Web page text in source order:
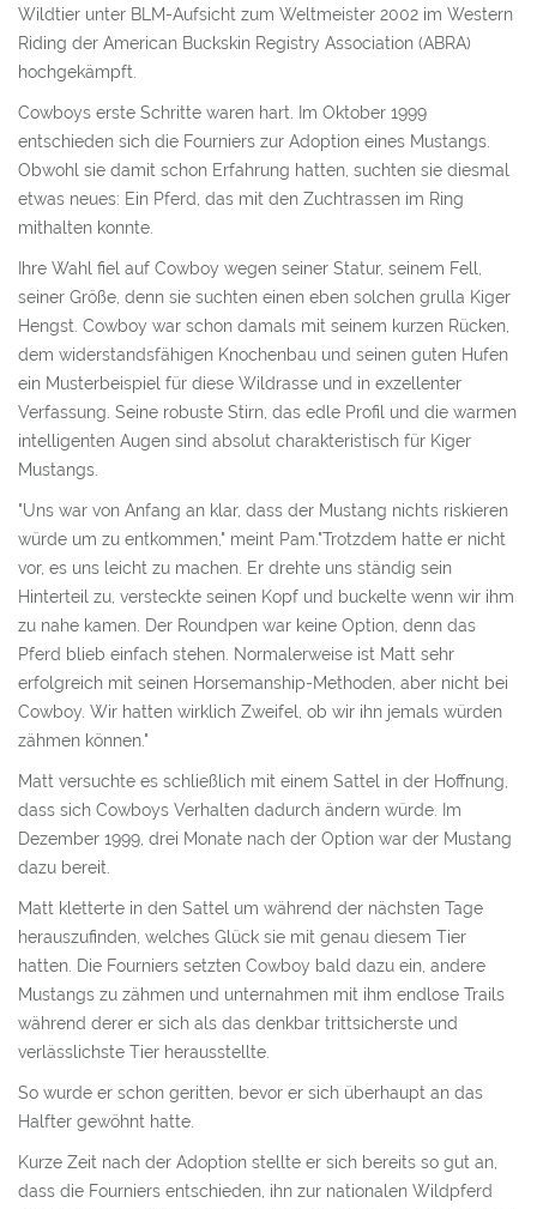
DAS EINFANGEN - GATHER
HALTUNG UND FÜTTERUNG
FREEZEBRAND
KILL PEN
AUKTIONEN
SANCTUARIES
VEREIN IG MUSTANG E.V.
BLACKJACK
SANGRIA
ICE
DESTINY
SALSA JOE
OREO
BELLE
VERMITTLUNG
VON ANFRAGE BIS ANKUNFT
WIR SUCHEN EIN ZUHAUSE
ERFAHRUNGEN MIT MUSTANGS
Wildtier unter BLM-Aufsicht zum Weltmeister 2002 im Western
Riding der American Buckskin Registry Association (ABRA)
hochgekämpft.
Cowboys erste Schritte waren hart. Im Oktober 1999
entschieden sich die Fourniers zur Adoption eines Mustangs.
Obwohl sie damit schon Erfahrung hatten, suchten sie diesmal
etwas neues: Ein Pferd, das mit den Zuchtrassen im Ring
mithalten konnte.
Ihre Wahl fiel auf Cowboy wegen seiner Statur, seinem Fell,
seiner Größe, denn sie suchten einen eben solchen grulla Kiger
Hengst. Cowboy war schon damals mit seinem kurzen Rücken,
dem widerstandsfähigen Knochenbau und seinen guten Hufen
ein Musterbeispiel für diese Wildrasse und in exzellenter
Verfassung. Seine robuste Stirn, das edle Profil und die warmen
intelligenten Augen sind absolut charakteristisch für Kiger
Mustangs.
"Uns war von Anfang an klar, dass der Mustang nichts riskieren
würde um zu entkommen," meint Pam."Trotzdem hatte er nicht
vor, es uns leicht zu machen. Er drehte uns ständig sein
Hinterteil zu, versteckte seinen Kopf und buckelte wenn wir ihm
zu nahe kamen. Der Roundpen war keine Option, denn das
Pferd blieb einfach stehen. Normalerweise ist Matt sehr
erfolgreich mit seinen Horsemanship-Methoden, aber nicht bei
Cowboy. Wir hatten wirklich Zweifel, ob wir ihn jemals würden
zähmen können."
Matt versuchte es schließlich mit einem Sattel in der Hoffnung,
dass sich Cowboys Verhalten dadurch ändern würde. Im
Dezember 1999, drei Monate nach der Option war der Mustang
dazu bereit.
Matt kletterte in den Sattel um während der nächsten Tage
herauszufinden, welches Glück sie mit genau diesem Tier
hatten. Die Fourniers setzten Cowboy bald dazu ein, andere
Mustangs zu zähmen und unternahmen mit ihm endlose Trails
während derer er sich als das denkbar trittsicherste und
verlässlichste Tier herausstellte.
So wurde er schon geritten, bevor er sich überhaupt an das
Halfter gewöhnt hatte.
Kurze Zeit nach der Adoption stellte er sich bereits so gut an,
dass die Fourniers entschieden, ihn zur nationalen Wildpferd